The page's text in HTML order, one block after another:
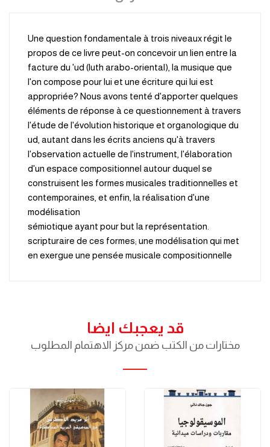
Une question fondamentale à trois niveaux régit le
propos de ce livre peut-on concevoir un lien entre la
facture du 'ud (luth arabo-oriental), la musique que
l'on compose pour lui et une écriture qui lui est
appropriée? Nous avons tenté d'apporter quelques
éléments de réponse à ce questionnement à travers
l'étude de l'évolution historique et organologique du
ud, autant dans les écrits anciens qu'à travers
l'observation actuelle de l'instrument, l'élaboration
d'un espace compositionnel autour duquel se
construisent les formes musicales traditionnelles et
contemporaines, et enfin, la réalisation d'une
modélisation
.sémiotique ayant pour but la représentation
scripturaire de ces formes; une modélisation qui met
en exergue une pensée musicale compositionnelle
قد يعجبك ايضا
مختارات من الكتب ضمن مركز الاهتمام المطلوب